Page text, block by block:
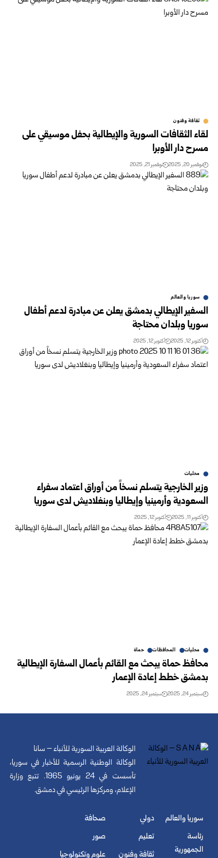
ثقافة وفنون
لقاء الثقافات السورية والإيطالية بحفل موسيقي على
مسرح دار الأوبرا
نوفمبر 20, 2025 نوفمبر 21, 2025
سوريا والعالم
السفير الإيطالي بدمشق يعلن عن مبادرة لدعم أطفال
سوريا وبلدان محتاجة
أكتوبر 12, 2025 أكتوبر 12, 2025
محليات
وزير الخارجية يتسلم نسخاً من أوراق اعتماد سفراء
السعودية وأرمينيا وإيطاليا وبنغلاديش لدى سوريا
أكتوبر 11, 2025 أكتوبر 12, 2025
محليات المحافظات حماة
محافظ حماة يبحث مع القائم بأعمال السفارة الإيطالية
بدمشق خطط إعادة الإعمار
سبتمبر 24, 2025 سبتمبر 24, 2025
الوكالة العربية السورية للأنباء – سانا
الوكالة الوطنية الرسمية للأخبار في سوريا،
تأسست في 24 يونيو 1965. تتبع وزارة
الإعلام، ومركزها الرئيسي في دمشق.
سوريا والعالم
رئاسة
الجمهورية
دولي
تعليم
ثقافة وفنون
صحافة
صور
علوم وتكنولوجيا